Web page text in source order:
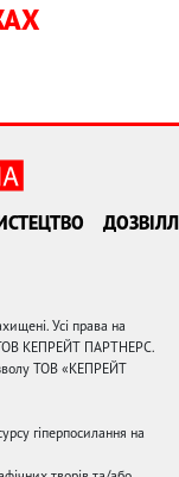
Усі права на
ТОВ КЕПРЕЙТ ПАРТНЕРС.
ТОВ «КЕПРЕЙТ
гіперпосилання на